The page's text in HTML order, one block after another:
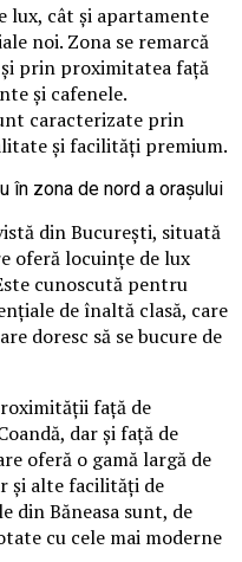
lux, cât și apartamente
noi. Zona se remarcă
prin proximitatea față
și cafenele.
caracterizate prin
și facilități premium.
în zona de nord a orașului
din București, situată
oferă locuințe de lux
cunoscută pentru
de înaltă clasă, care
doresc să se bucure de
față de
dar și față de
oferă o gamă largă de
și alte facilități de
din Băneasa sunt, de
cu cele mai moderne